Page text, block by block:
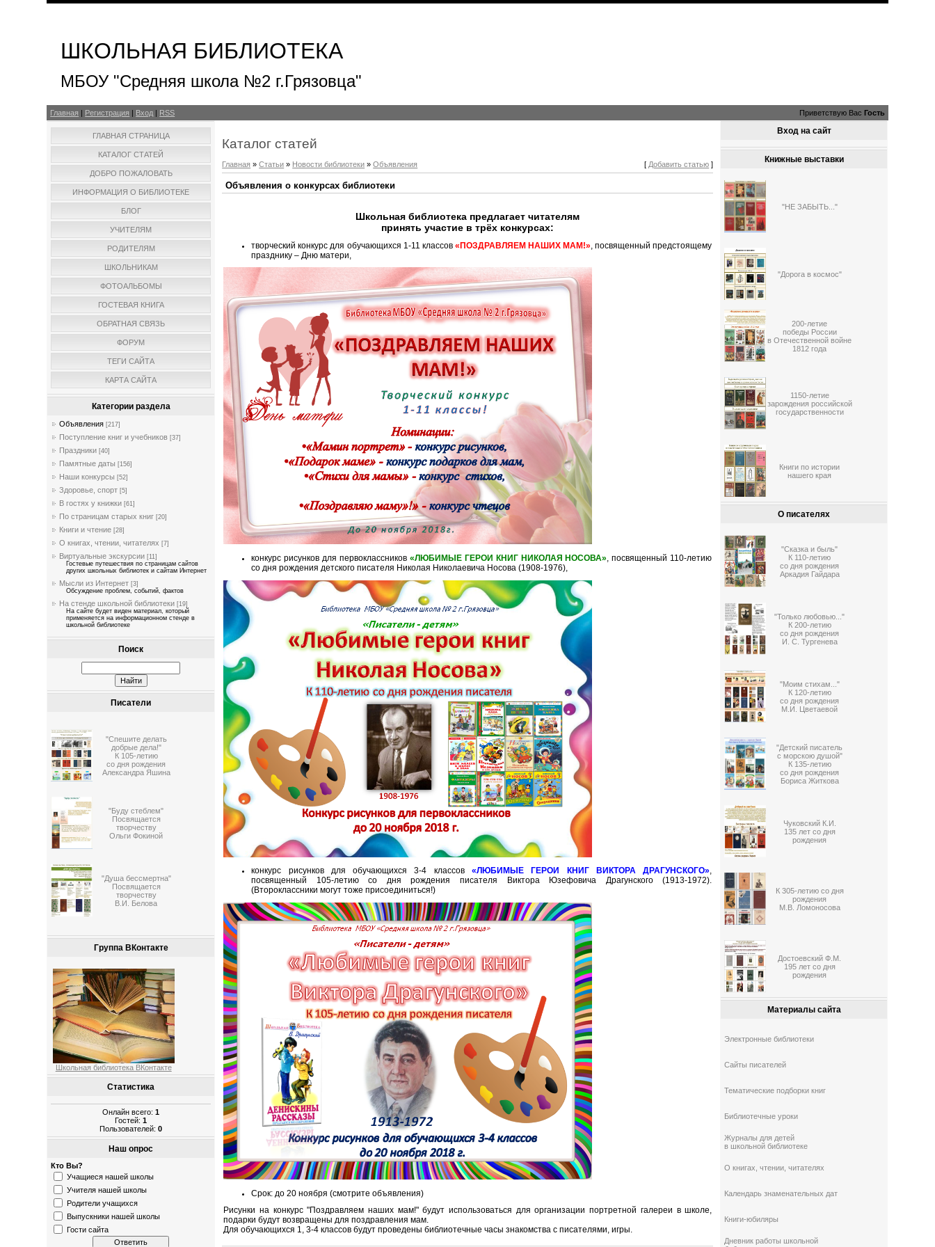
ШКОЛЬНАЯ БИБЛИОТЕКА
МБОУ "Средняя школа №2 г.Грязовца"
Главная Регистрация Вход RSS Приветствую Вас Гость
ГЛАВНАЯ СТРАНИЦА
КАТАЛОГ СТАТЕЙ
ДОБРО ПОЖАЛОВАТЬ
ИНФОРМАЦИЯ О БИБЛИОТЕКЕ
БЛОГ
УЧИТЕЛЯМ
РОДИТЕЛЯМ
ШКОЛЬНИКАМ
ФОТОАЛЬБОМЫ
ГОСТЕВАЯ КНИГА
ОБРАТНАЯ СВЯЗЬ
ФОРУМ
ТЕГИ САЙТА
КАРТА САЙТА
Категории раздела
Объявления [217]
Поступление книг и учебников [37]
Праздники [40]
Памятные даты [156]
Наши конкурсы [52]
Здоровье, спорт [5]
В гостях у книжки [61]
По страницам старых книг [20]
Книги и чтение [28]
О книгах, чтении, читателях [7]
Виртуальные экскурсии [11]
Гостевые путешествия по страницам сайтов
других школьных библиотек и сайтам Интернет
Мысли из Интернет [3]
Обсуждение проблем, событий, фактов
На стенде школьной библиотеки [19]
На сайте будет виден материал, который
применяется на информационном стенде в
школьной библиотеке
Поиск
Писатели
"Спешите делать
добрые дела!"
К 105-летию
со дня рождения
Александра Яшина
"Буду стеблем"
Посвящается
творчеству
Ольги Фокиной
"Душа бессмертна"
Посвящается
творчеству
В.И. Белова
Группа ВКонтакте
Школьная библиотека ВКонтакте
Статистика
Онлайн всего:1
Гостей:1
Пользователей:0
Наш опрос
Кто Вы?
Учащиеся нашей школы
Учителя нашей школы
Родители учащихся
Выпускники нашей школы
Гости сайта
Каталог статей
Главная »Статьи » Новости библиотеки »Объявления [ Добавить статью ]
Объявления о конкурсах библиотеки
Школьная библиотека предлагает читателям
принять участие в трёх конкурсах:
творческий конкурс для обучающихся 1-11 классов «ПОЗДРАВЛЯЕМ НАШИХ МАМ!» , посвященный предстоящему
празднику – Дню матери,
конкурс рисунков для первоклассников «ЛЮБИМЫЕ ГЕРОИ КНИГ НИКОЛАЯ НОСОВА», посвященный 110-летию
со дня рождения детского писателя Николая Николаевича Носова (1908-1976),
конкурс рисунков для обучающихся 3-4 классов«ЛЮБИМЫЕ ГЕРОИ КНИГ ВИКТОРА ДРАГУНСКОГО»,
посвященный 105-летию со дня рождения писателя Виктора Юзефовича Драгунского (1913-1972).
(Второклассники могут тоже присоединиться!)
Срок: до 20 ноября (смотрите объявления)
Рисунки на конкурс "Поздравляем наших мам!" будут использоваться для организации портретной галереи в школе,
подарки будут возвращены для поздравления мам.
Для обучающихся 1, 3-4 классов будут проведены библиотечные часы знакомства с писателями, игры.
Вход на сайт
Книжные выставки
"НЕ ЗАБЫТЬ..."
"Дорога в космос"
200-летие
победы России
в Отечественной войне
1812 года
1150-летие
зарождения российской
государственности
Книги по истории
нашего края
О писателях
"Сказка и быль"
К 110-летию
со дня рождения
Аркадия Гайдара
"Только любовью..."
К 200-летию
со дня рождения
И. С. Тургенева
"Моим стихам..."
К 120-летию
со дня рождения
М.И. Цветаевой
"Детский писатель
с морскою душой"
К 135-летию
со дня рождения
Бориса Житкова
Чуковский К.И.
135 лет со дня
рождения
К 305-летию со дня
рождения
М.В. Ломоносова
Достоевский Ф.М.
195 лет со дня
рождения
Материалы сайта
Электронные библиотеки
Сайты писателей
Тематические подборки книг
Библиотечные уроки
Журналы для детей
в школьной библиотеке
О книгах, чтении, читателях
Календарь знаменательных дат
Книги-юбиляры
Дневник работы школьной